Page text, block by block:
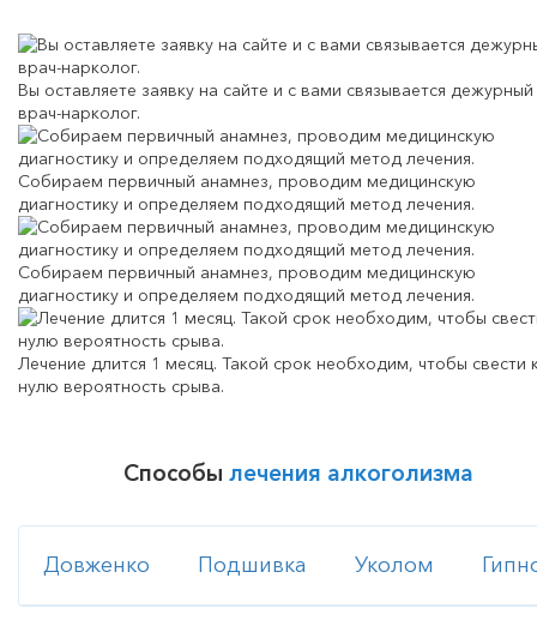
Вы оставляете заявку на сайте и с вами связывается дежурный
врач-нарколог.
Собираем первичный анамнез, проводим медицинскую
диагностику и определяем подходящий метод лечения.
Собираем первичный анамнез, проводим медицинскую
диагностику и определяем подходящий метод лечения.
Лечение длится 1 месяц. Такой срок необходим, чтобы свести
нулю вероятность срыва.
Способы лечения алкоголизма
Довженко Подшивка Уколом